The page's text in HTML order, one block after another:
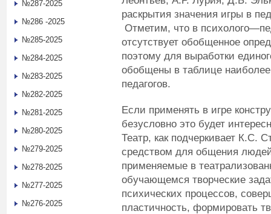
раскрытия значения игры в
Отметим, что в
отсутствует обобщенное
поэтому для выработки
обобщены в таблице
педагогов.
Если применять в игре
безусловно это будет
Театр, как подчеркивает К.С.
средством для общения
применяемые в
обучающемся творческие
психических процессов,
пластичность, формировать
№287-2025
№286 -2025
№285-2025
№284-2025
№283-2025
№282-2025
№281-2025
№280-2025
№279-2025
№278-2025
№277-2025
№276-2025